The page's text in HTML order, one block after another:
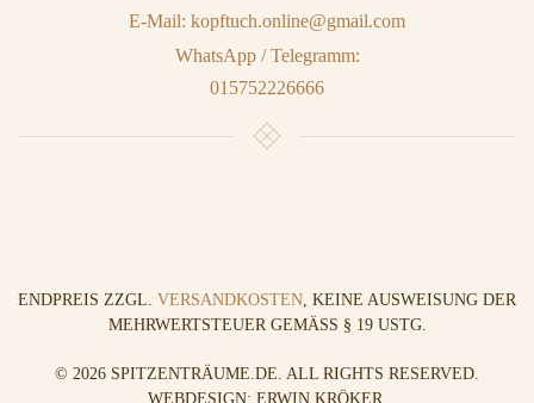
E-Mail: kopftuch.online@gmail.com
WhatsApp / Telegramm:
015752226666
ENDPREIS ZZGL. VERSANDKOSTEN, KEINE AUSWEISUNG DER
MEHRWERTSTEUER GEMÄSS § 19 USTG.
© 2026 SPITZENTRÄUME.DE. ALL RIGHTS RESERVED.
WEBDESIGN: ERWIN KRÖKER